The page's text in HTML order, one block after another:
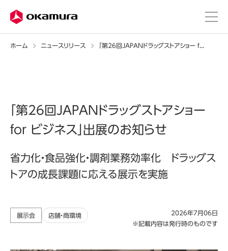
ホーム ニュースリリース
「第26回JAPANドラッグストアショー
for ビジネス」出展のお知らせ
省力化・食品強化・調剤業務効率化 ドラッグス
トアの成長課題に応える展示を実施
展示会 店舗・商環境
2026年7月06日
※記載内容は発行時のものです